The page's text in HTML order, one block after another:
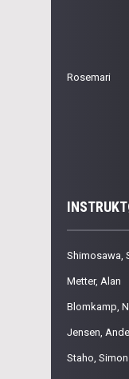
Rosemari
Shimosawa,
Metter, Alan
Blomkamp,
Jensen,
Staho, Simon